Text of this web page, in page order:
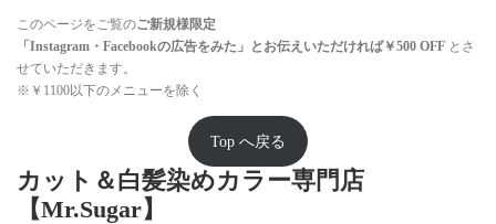
このページをご覧のご新規様限定
「Instagram・Facebookの広告をみた」とお伝えいただければ￥500 OFF とさ
せていただきます。
※￥1100以下のメニューを除く
Top へ戻る
カット＆白髪染めカラー専門店
【Mr.Sugar】